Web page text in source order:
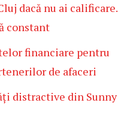
dacă nu ai calificare.
constant
financiare pentru
de afaceri
distractive din Sunny